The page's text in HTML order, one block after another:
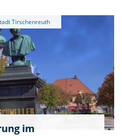
musikalisch
ist frei. Es werden
Schmankerl
Stadt Tirschenreuth
im